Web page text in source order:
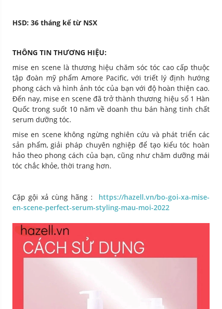
HSD: 36 tháng kể từ NSX
THÔNG TIN THƯƠNG HIỆU:
mise en scene là thương hiệu chăm sóc tóc cao cấp thuộc
tập đoàn mỹ phẩm Amore Pacific, với triết lý định hướng
phong cách và hình ảnh tóc của bạn với độ hoàn thiện cao.
Đến nay, mise en scene đã trở thành thương hiệu số 1 Hàn
Quốc trong suốt 10 năm về doanh thu bán hàng tinh chất
serum dưỡng tóc.
mise en scene không ngừng nghiên cứu và phát triển các
sản phẩm, giải pháp chuyên nghiệp để tạo kiểu tóc hoàn
hảo theo phong cách của bạn, cũng như chăm dưỡng mái
tóc chắc khỏe, thời trang hơn.
Cặp gội xả cùng hãng : https://hazell.vn/bo-goi-xa-mise-
en-scene-perfect-serum-styling-mau-moi-2022